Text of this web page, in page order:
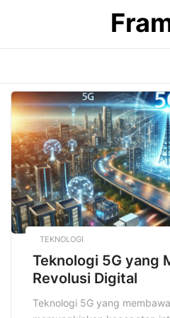
TEKNOLOGI
Teknologi 5G yang
Revolusi Digital
Teknologi 5G yang